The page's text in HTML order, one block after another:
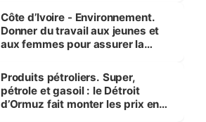
Côte d’Ivoire - Environnement.
Donner du travail aux jeunes et
aux femmes pour assurer la
menacées
Produits pétroliers. Super,
pétrole et gasoil : le Détroit
d’Ormuz fait monter les prix en